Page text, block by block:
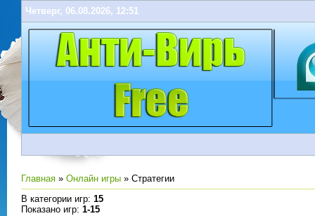
Четверг, 06.08.2026, 12:51
Главная » Онлайн игры » Стратегии
В категории игр: 15
Показано игр: 1-15